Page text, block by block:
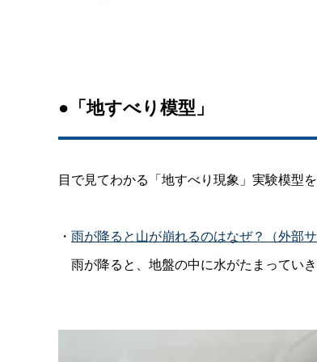
●「地すべり模型」
目で見てわかる「地すべり現象」実験模型を
・ 雨が降ると山が崩れるのはなぜ？（外部サ
雨が降ると、地盤の中に水がたまってい